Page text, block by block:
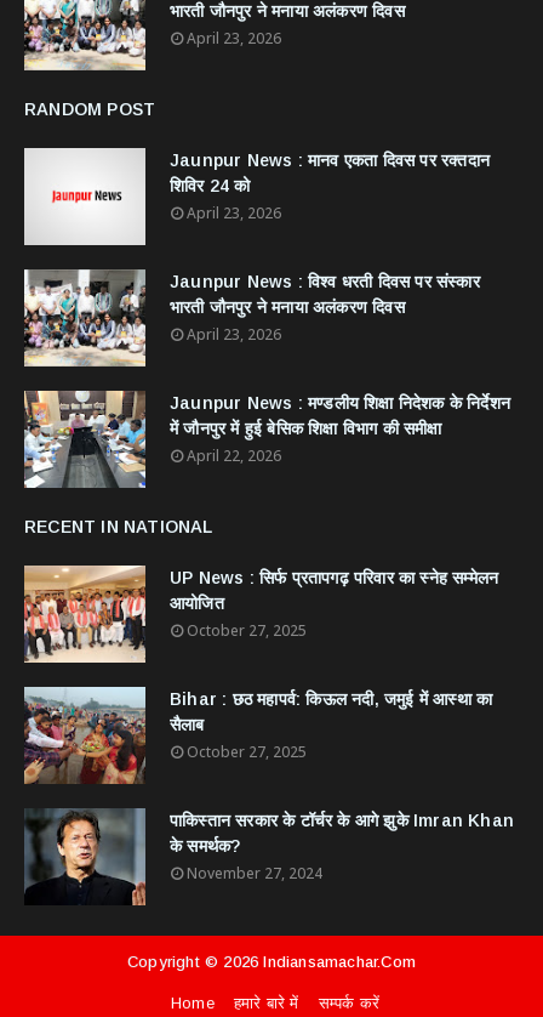
भारती जौनपुर ने मनाया अलंकरण दिवस
April 23, 2026
RANDOM POST
Jaunpur News : ​मानव एकता दिवस पर रक्तदान
शिविर 24 को
April 23, 2026
Jaunpur News : विश्व धरती दिवस पर संस्कार
भारती जौनपुर ने मनाया अलंकरण दिवस
April 23, 2026
Jaunpur News : ​मण्डलीय शिक्षा निदेशक के निर्देशन
में जौनपुर में हुई बेसिक शिक्षा विभाग की समीक्षा
April 22, 2026
RECENT IN NATIONAL
UP News : सिर्फ प्रतापगढ़ परिवार का स्नेह सम्मेलन
आयोजित
October 27, 2025
Bihar : छठ महापर्व: किऊल नदी, जमुई में आस्था का
सैलाब
October 27, 2025
​पाकिस्तान सरकार के टॉर्चर के आगे झुके Imran Khan
के समर्थक?
November 27, 2024
Copyright © 2026Indiansamachar.com
Home हमारे बारे में सम्पर्क करें